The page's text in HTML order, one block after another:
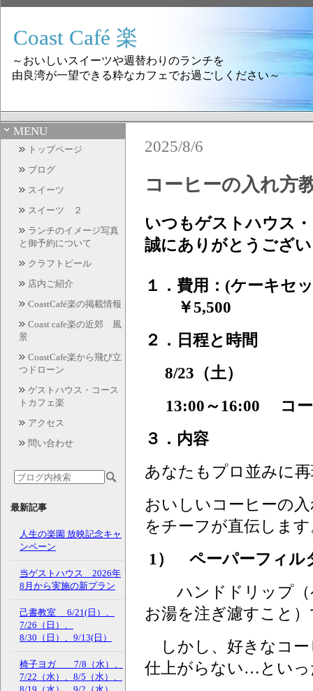
Coast Café 楽
～おいしいスイーツや週替わりのランチを
由良湾が一望できる粋なカフェでお過ごしください～
MENU
トップページ
ブログ
スイーツ
スイーツ ２
ランチのイメージ写真
と御予約について
クラフトビール
店内ご紹介
CoastCafé楽の掲載情報
Coast cafe楽の近郊 風
景
CoastCafe楽から飛び立
つドローン
ゲストハウス・コース
トカフェ楽
アクセス
問い合わせ
最新記事
人生の楽園 放映記念キャ
ンペーン
当ゲストハウス 2026年
8月から実施の新プラン
己書教室 6/21(日）、
7/26（日）、
8/30（日）、9/13(日）
椅子ヨガ 7/8（水）、
7/22（水）、8/5（水）、
2025/8/6
コーヒーの入れ
いつもゲストハウス
誠にありがとうござ
１． 費用：(ケーキセ
￥5,500
２．日程と時間
8/23（土）
13:00～16:00 コ
３．内容
あなたもプロ並みに
おいしいコーヒーの
をチーフが直伝しま
1） ペーパーフィル
ハンドドリップ（
お湯を注ぎ濾すこと
しかし、好きなコー
仕上がらない…とい